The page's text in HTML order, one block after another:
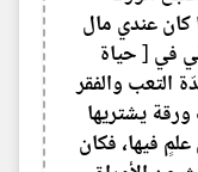
عندي مال
في [ حياة
ومن شدّة التعب والفقر
يشتريها
فيها، فكان